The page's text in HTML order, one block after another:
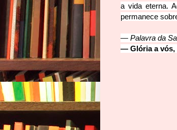
a vida eterna.
permanece
— Palavra da
— Glória a vós,